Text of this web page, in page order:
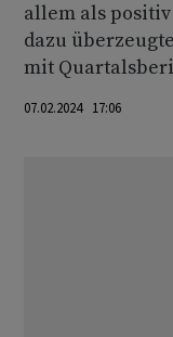
allem als
dazu
mit
07.02.2024 17:06